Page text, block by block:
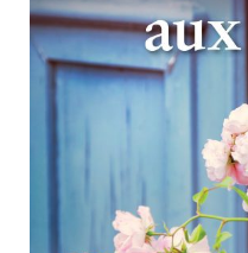
Livres audio
Meilleurs vendeurs
Page vedette
CONTACT